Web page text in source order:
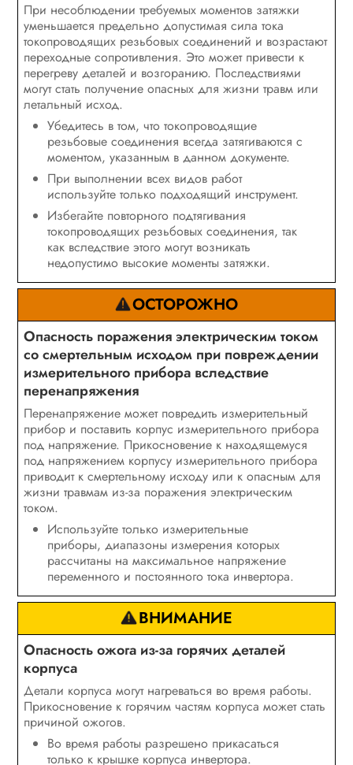
При несоблюдении требуемых моментов затяжки
уменьшается предельно допустимая сила тока
токопроводящих резьбовых соединений и возрастают
переходные сопротивления. Это может привести к
перегреву деталей и возгоранию. Последствиями
могут стать получение опасных для жизни травм или
летальный исход.
Убедитесь в том, что токопроводящие
резьбовые соединения всегда затягиваются с
моментом, указанным в данном документе.
При выполнении всех видов работ
используйте только подходящий инструмент.
Избегайте повторного подтягивания
токопроводящих резьбовых соединения, так
как вследствие этого могут возникать
недопустимо высокие моменты затяжки.
ОСТОРОЖНО
Опасность поражения электрическим током
со смертельным исходом при повреждении
измерительного прибора вследствие
перенапряжения
Перенапряжение может повредить измерительный
прибор и поставить корпус измерительного прибора
под напряжение. Прикосновение к находящемуся
под напряжением корпусу измерительного прибора
приводит к смертельному исходу или к опасным для
жизни травмам из-за поражения электрическим
током.
Используйте только измерительные
приборы, диапазоны измерения которых
рассчитаны на максимальное напряжение
переменного и постоянного тока инвертора.
ВНИМАНИЕ
Опасность ожога из-за горячих деталей
корпуса
Детали корпуса могут нагреваться во время работы.
Прикосновение к горячим частям корпуса может стать
причиной ожогов.
Во время работы разрешено прикасаться
только к крышке корпуса инвертора.